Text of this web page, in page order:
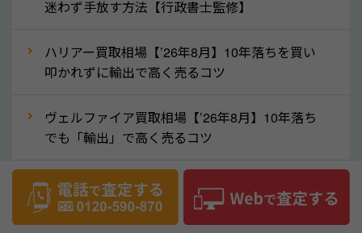
買取依頼をするのもポイントです。車にも需要の高い
めになる可能性もあります。逆に需要が高い時期であ
れば、高い価格でも買取やすくなります。一般的に新
需要が高いです。また、転職者が多い9〜10月ごろ
も、比較的高い価格で売れるケースがあります。買取
迷わず手放す方法【行政書士監修】
ハリアー買取相場【’26年8月】10年落ちを買い
叩かれずに輸出で高く売るコツ
ヴェルファイア買取相場【’26年8月】10年落ち
でも「輸出」で高く売るコツ
デリカD:5買取相場【’26年8月】10年落ちを
「輸出」で高く売るコツ